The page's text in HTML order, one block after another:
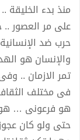
منذ بدء الخليقة
على مر العصور ..
حرب ضد
والإنسان هو
تمر الازمان ..
فى مختلف
هو فرعونى …
حتى ولو كان